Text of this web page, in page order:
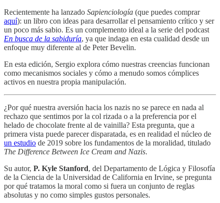
Recientemente ha lanzado Sapienciología (que puedes comprar
aquí): un libro con ideas para desarrollar el pensamiento crítico y ser
un poco más sabio. Es un complemento ideal a la serie del podcast
En busca de la sabiduría, ya que indaga en esta cualidad desde un
enfoque muy diferente al de Peter Bevelin.
En esta edición, Sergio explora cómo nuestras creencias funcionan
como mecanismos sociales y cómo a menudo somos cómplices
activos en nuestra propia manipulación.
¿Por qué nuestra aversión hacia los nazis no se parece en nada al
rechazo que sentimos por la col rizada o a la preferencia por el
helado de chocolate frente al de vainilla? Esta pregunta, que a
primera vista puede parecer disparatada, es en realidad el núcleo de
un estudio de 2019 sobre los fundamentos de la moralidad, titulado
The Difference Between Ice Cream and Nazis.
Su autor, P. Kyle Stanford, del Departamento de Lógica y Filosofía
de la Ciencia de la Universidad de California en Irvine, se pregunta
por qué tratamos la moral como si fuera un conjunto de reglas
absolutas y no como simples gustos personales.